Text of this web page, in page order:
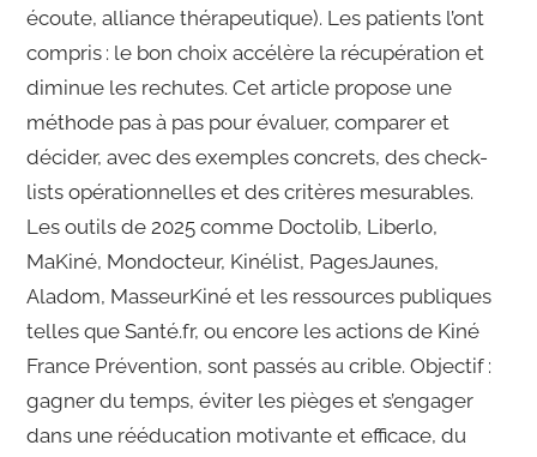
écoute, alliance thérapeutique). Les patients l’ont
compris : le bon choix accélère la récupération et
diminue les rechutes. Cet article propose une
méthode pas à pas pour évaluer, comparer et
décider, avec des exemples concrets, des check-
lists opérationnelles et des critères mesurables.
Les outils de 2025 comme Doctolib, Liberlo,
MaKiné, Mondocteur, Kinélist, PagesJaunes,
Aladom, MasseurKiné et les ressources publiques
telles que Santé.fr, ou encore les actions de Kiné
France Prévention, sont passés au crible. Objectif :
gagner du temps, éviter les pièges et s’engager
dans une rééducation motivante et efficace, du